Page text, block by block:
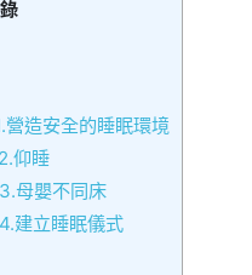
營造安全的睡眠環境
仰睡
母嬰不同床
建立睡眠儀式